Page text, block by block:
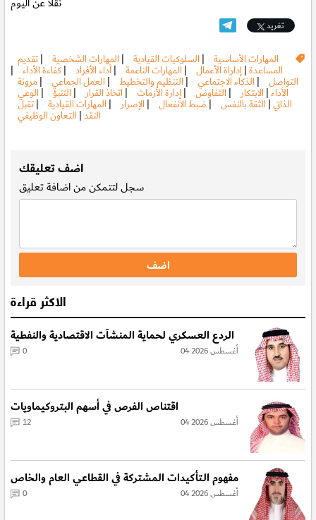
تغريد
المهارات الأساسية | السلوكيات القيادية | المهارات الشخصية |تقديم
المساعدة|إداراة الأعمال | المهارات الناعمة |آداء الأفراد |كفاءة الأداء |
التواصل | الذكاء الاجتماعي | التنظيم والتخطيط | العمل الجماعي |مرونة
الأداء| الابتكار | التفاوض |إدارة الأزمات | اتخاذ القرار | التنبؤ | الوعي
الذاتي| الثقة بالنفس | ضبط الانفعال | الإصرار | المهارات القيادية |تقبل
النقد| التعاون الوظيفي
اضف تعليقك
سجللتتمكن من اضافة تعليق
الاكثر قراءة
الردع العسكري لحماية المنشآت الاقتصادية والنفطية
04 أغسطس 2026 0
اقتناص الفرص في أسهم البتروكيماويات
04 أغسطس 2026 12
مفهوم الـتأكيدات المشتركة في القطاعي العام والخاص
04 أغسطس 2026 0